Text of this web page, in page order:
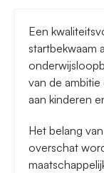
Een
startbekwaam
van de
aan kinderen
Het belang
overschat